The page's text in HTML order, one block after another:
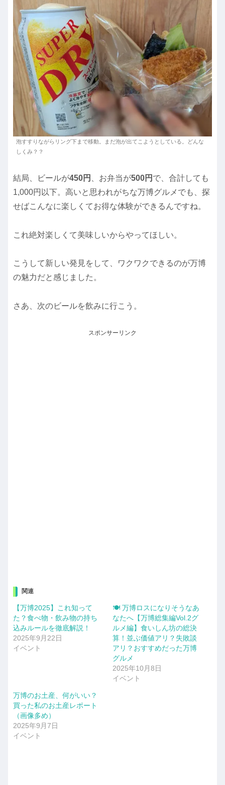
泡すすりながらリング下まで移動。まだ泡が出てこようとしている。どんな
しくみ？？
結局、ビールが450円 、お弁当が500円 で、合計しても
1,000円以下。高いと思われがちな万博グルメでも、探
せばこんなに楽しくてお得な体験ができるんですね。
これ絶対楽しくて美味しいからやってほしい。
こうして新しい発見をして、ワクワクできるのが万博
の魅力だと感じました。
さあ、次のビールを飲みに行こう。
スポンサーリンク
関連
【万博2025】これ知って
た？食べ物・飲み物の持ち
込みルールを徹底解説！
2025年9月22日
イベント
🍽️ 万博ロスになりそうなあ
なたへ【万博総集編Vol.2グ
ルメ編】食いしん坊の総決
算！並ぶ価値アリ？失敗談
アリ？おすすめだった万博
グルメ
2025年10月8日
イベント
万博のお土産、何がいい？
買った私のお土産レポート
（画像多め）
2025年9月7日
イベント